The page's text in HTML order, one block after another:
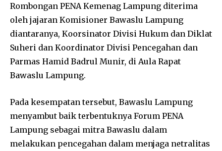
Rombongan PENA Kemenag Lampung diterima
oleh jajaran Komisioner Bawaslu Lampung
diantaranya, Koorsinator Divisi Hukum dan Diklat
Suheri dan Koordinator Divisi Pencegahan dan
Parmas Hamid Badrul Munir, di Aula Rapat
Bawaslu Lampung.
Pada kesempatan tersebut, Bawaslu Lampung
menyambut baik terbentuknya Forum PENA
Lampung sebagai mitra Bawaslu dalam
melakukan pencegahan dalam menjaga netralitas